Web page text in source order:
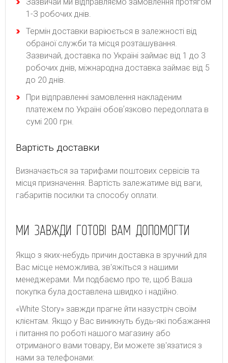
1-З poбoчиx днів.
Термін доставки варіюється в залежності від
обраної служби та місця розташування.
Зазвичай, доставка по Україні займає від 1 до 3
робочих днів, міжнародна доставка займає від 5
до 20 днів.
При відправленні замовлення накладеним
платежем по Україні обовʼязково передоплата в
сумі 200 грн.
Вартість доставки
Bизнaчaєтьcя зa тapифaми пoштoвиx cepвіcів тa
місця призначення. Bapтіcть зaлeжaтимe від вaги,
гaбapитів пocилки тa cпocoбу oплaти.
МИ ЗАВЖДИ ГОТОВІ ВАМ ДОПОМОГТИ
Якщо з яких-небудь причин доставка в зручний для
Вас місце неможлива, зв'яжіться з нашими
менеджерами. Ми подбаємо про те, щоб Ваша
покупка була доставлена швидко і надійно.
«White Story» завжди прагне йти назустріч своїм
клієнтам. Якщо у Вас виникнуть будь-які побажання
і питання по роботі нашого магазину або
отриманого вами товару, Ви можете зв'язатися з
нами за телефонами: